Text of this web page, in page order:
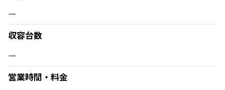
ー
収容台数
ー
営業時間・料金